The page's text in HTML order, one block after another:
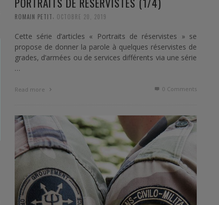
ROMAIN PETIT, OCTOBRE 20, 2019
Cette série d’articles « Portraits de réservistes » se
propose de donner la parole à quelques réservistes de
grades, d’armées ou de services différents via une série
…
Read more 0 Comments